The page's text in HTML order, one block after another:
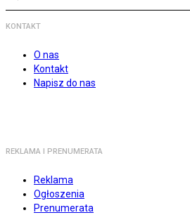
KONTAKT
O nas
Kontakt
Napisz do nas
REKLAMA I PRENUMERATA
Reklama
Ogłoszenia
Prenumerata